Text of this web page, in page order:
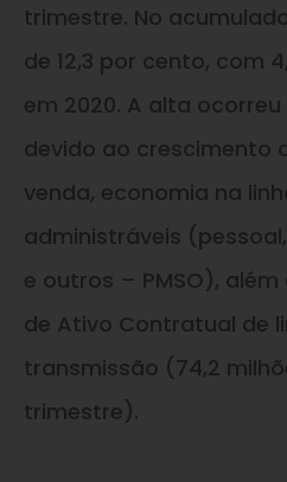
trimestre. No
de 12,3 por cento, com
em 2020. A alta
devido ao crescimento
venda, economia na
administráveis
e outros – PMSO),
de Ativo Contratual de
transmissão (74,2
trimestre).